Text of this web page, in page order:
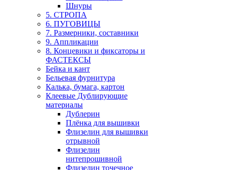
Шнуры
5. СТРОПА
6. ПУГОВИЦЫ
7. Размерники, составники
9. Аппликации
8. Концевики и фиксаторы и
ФАСТЕКСЫ
Бейка и кант
Бельевая фурнитура
Калька, бумага, картон
Клеевые Дублирующие
материалы
Дублерин
Плёнка для вышивки
Флизелин для вышивки
отрывной
Флизелин
нитепрошивной
Флизелин точечное